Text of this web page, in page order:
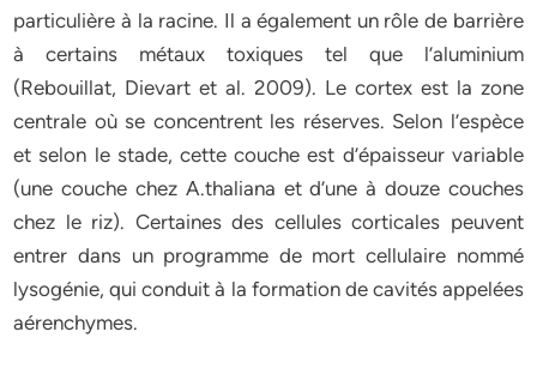
particulière à la racine. Il a également un rôle de barrière
à certains métaux toxiques tel que l’aluminium
(Rebouillat, Dievart et al. 2009). Le cortex est la zone
centrale où se concentrent les réserves. Selon l’espèce
et selon le stade, cette couche est d’épaisseur variable
(une couche chez A.thaliana et d’une à douze couches
chez le riz). Certaines des cellules corticales peuvent
entrer dans un programme de mort cellulaire nommé
lysogénie, qui conduit à la formation de cavités appelées
aérenchymes.